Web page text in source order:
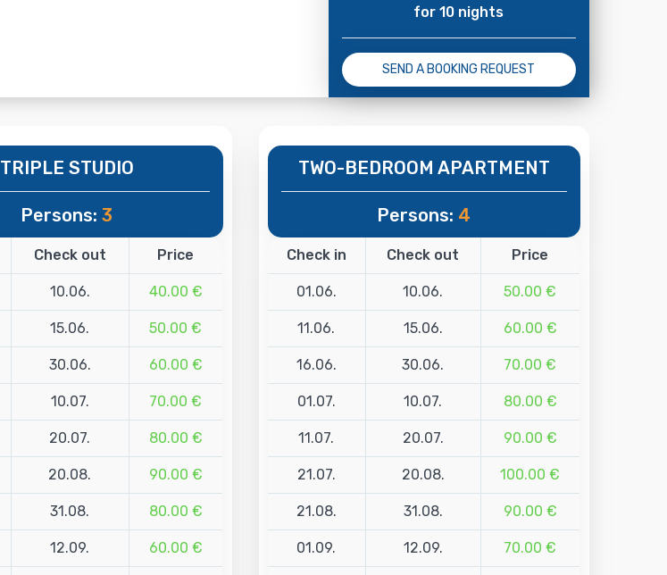
for 10 nights
SEND A BOOKING REQUEST
TRIPLE STUDIO
Persons:3
Check out Price
10.06. 40.00 €
15.06. 50.00 €
30.06. 60.00 €
10.07. 70.00 €
20.07. 80.00 €
20.08. 90.00 €
31.08. 80.00 €
12.09. 60.00 €
TWO-BEDROOM APARTMENT
Persons: 4
Check in Check out Price
01.06. 10.06. 50.00 €
11.06. 15.06. 60.00 €
16.06. 30.06. 70.00 €
01.07. 10.07. 80.00 €
11.07. 20.07. 90.00 €
21.07. 20.08. 100.00 €
21.08. 31.08. 90.00 €
01.09. 12.09. 70.00 €